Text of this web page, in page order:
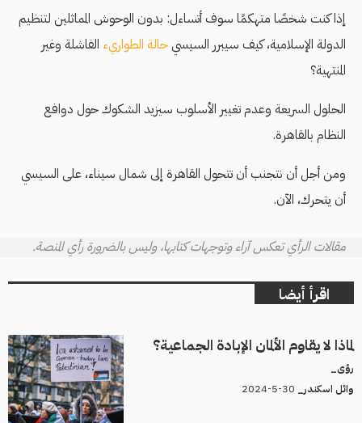
إذا كنت شخصًا متهكمًا سوف أتساءل: بدون الوحوش المماثلين لتنظيم
الدولة الإسلامية، كيف سيبرر السيسيحالة الطواريء الفاشلة وغير
المنتهية؟
الحلول السريعة وعدم تغيير الأسلوب سيزيد الشكوك حول دوافع
النظام بالقاهرة.
ومن أجل أن نتجنب أن تتحول القاهرة إلى شمال سيناء، على السيسي
أن يتحرك، الآن.
مقالات الرأي تعكس آراء وتوجهات كتابها، وليس بالضرورة رأي المنصة.
اقرأ أيضا
لماذا لا يقاوم الألمان الإبادة الجماعية؟
رؤى_
وائل اسكندر_